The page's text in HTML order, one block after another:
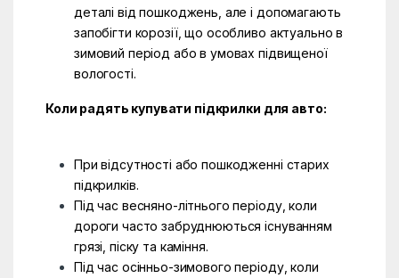
деталі від пошкоджень, але і допомагають
запобігти корозії, що особливо актуально в
зимовий період або в умовах підвищеної
вологості.
Коли радять купувати підкрилки для авто:
При відсутності або пошкодженні старих
підкрилків.
Під час весняно-літнього періоду, коли
дороги часто забруднюються існуванням
грязі, піску та каміння.
Під час осінньо-зимового періоду, коли